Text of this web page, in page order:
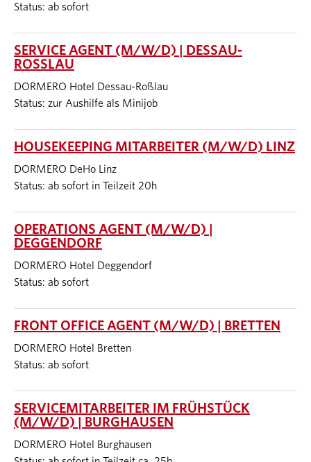
Status: ab sofort
SERVICE AGENT (M/W/D) | DESSAU-
ROSSLAU
DORMERO Hotel Dessau-Roßlau
Status: zur Aushilfe als Minijob
HOUSEKEEPING MITARBEITER (M/W/D) LINZ
DORMERO DeHo Linz
Status: ab sofort in Teilzeit 20h
OPERATIONS AGENT (M/W/D) |
DEGGENDORF
DORMERO Hotel Deggendorf
Status: ab sofort
FRONT OFFICE AGENT (M/W/D) | BRETTEN
DORMERO Hotel Bretten
Status: ab sofort
SERVICEMITARBEITER IM FRÜHSTÜCK
(M/W/D) | BURGHAUSEN
DORMERO Hotel Burghausen